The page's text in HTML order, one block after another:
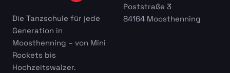
Die Tanzschule für jede
Generation in
Moosthenning – von Mini
Rockets bis
Hochzeitswalzer.
Poststraße 3
84164 Moosthenning